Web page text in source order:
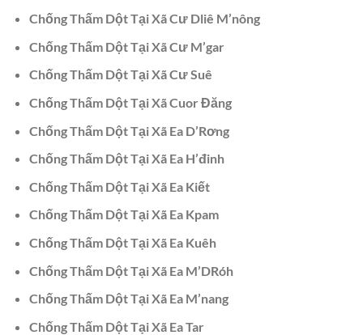
Chống Thấm Dột Tại Xã Cư Dliê M’nông
Chống Thấm Dột Tại Xã Cư M’gar
Chống Thấm Dột Tại Xã Cư Suê
Chống Thấm Dột Tại Xã Cuor Đăng
Chống Thấm Dột Tại Xã Ea D’Rơng
Chống Thấm Dột Tại Xã Ea H’đinh
Chống Thấm Dột Tại Xã Ea Kiết
Chống Thấm Dột Tại Xã Ea Kpam
Chống Thấm Dột Tại Xã Ea Kuêh
Chống Thấm Dột Tại Xã Ea M’DRóh
Chống Thấm Dột Tại Xã Ea M’nang
Chống Thấm Dột Tại Xã Ea Tar